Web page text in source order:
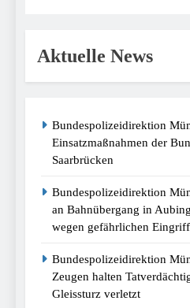
Aktuelle News
Bundespolizeidirektion
Einsatzmaßnahmen der
Saarbrücken
Bundespolizeidirektion
an Bahnübergang in
wegen gefährlichen
Bundespolizeidirektion
Zeugen halten
Gleissturz verletzt